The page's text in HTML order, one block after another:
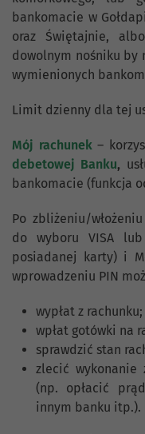
bankomacie w
oraz Świętajnie,
dowolnym nośniku by
wymienionych
Limit dzienny dla tej
Mój rachunek–
debetowej Banku,
bankomacie (funkcja
Po zbliżeniu/
do wyboru VISA lub
posiadanej karty) i
wprowadzeniu PIN
wypłat z rachunku;
wpłat gotówki na
sprawdzić stan
zlecić wykonanie
(np. opłacić
innym banku itp.).